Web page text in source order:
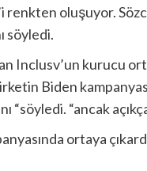
renkten oluşuyor.
söyledi.
Inclusv’un kurucu
Biden
“söyledi. “ancak
ortaya